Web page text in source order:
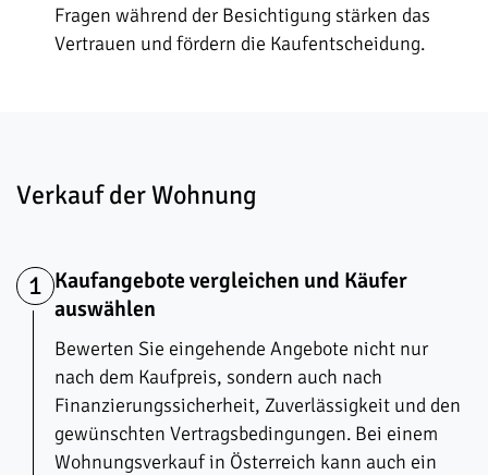
Fragen während der Besichtigung stärken das
Vertrauen und fördern die Kaufentscheidung.
Verkauf der Wohnung
1 Kaufangebote vergleichen und Käufer
auswählen
Bewerten Sie eingehende Angebote nicht nur
nach dem Kaufpreis, sondern auch nach
Finanzierungssicherheit, Zuverlässigkeit und den
gewünschten Vertragsbedingungen. Bei einem
Wohnungsverkauf in Österreich kann auch ein